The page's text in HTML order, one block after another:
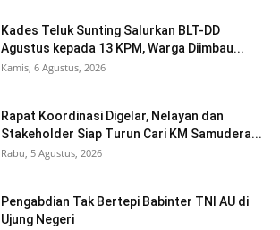
Kades Teluk Sunting Salurkan BLT-DD
Agustus kepada 13 KPM, Warga Diimbau...
Kamis, 6 Agustus, 2026
Rapat Koordinasi Digelar, Nelayan dan
Stakeholder Siap Turun Cari KM Samudera...
Rabu, 5 Agustus, 2026
Pengabdian Tak Bertepi Babinter TNI AU di
Ujung Negeri